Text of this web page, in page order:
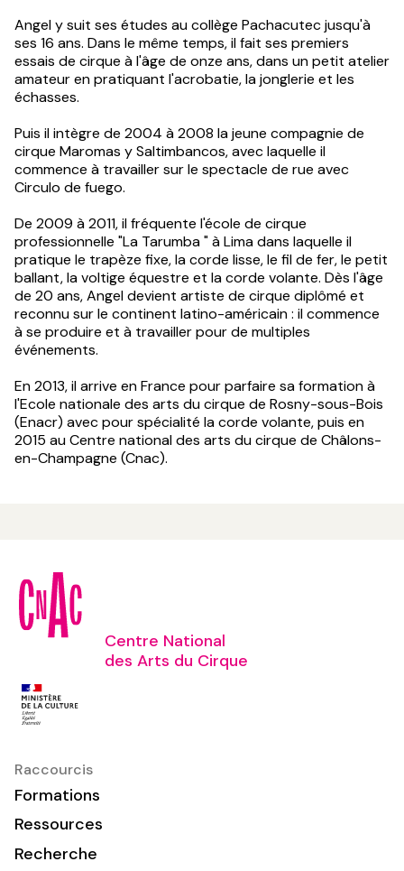
Angel y suit ses études au collège Pachacutec jusqu'à
ses 16 ans. Dans le même temps, il fait ses premiers
essais de cirque à l'âge de onze ans, dans un petit atelier
amateur en pratiquant l'acrobatie, la jonglerie et les
échasses.
Puis il intègre de 2004 à 2008 la jeune compagnie de
cirque Maromas y Saltimbancos, avec laquelle il
commence à travailler sur le spectacle de rue avec
Circulo de fuego.
De 2009 à 2011, il fréquente l'école de cirque
professionnelle "La Tarumba " à Lima dans laquelle il
pratique le trapèze fixe, la corde lisse, le fil de fer, le petit
ballant, la voltige équestre et la corde volante. Dès l'âge
de 20 ans, Angel devient artiste de cirque diplômé et
reconnu sur le continent latino-américain : il commence
à se produire et à travailler pour de multiples
événements.
En 2013, il arrive en France pour parfaire sa formation à
l'Ecole nationale des arts du cirque de Rosny-sous-Bois
(Enacr) avec pour spécialité la corde volante, puis en
2015 au Centre national des arts du cirque de Châlons-
en-Champagne (Cnac).
Centre National
des Arts du Cirque
Raccourcis
Formations
Ressources
Recherche